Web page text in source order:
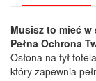
Musisz to mieć
Pełna Ochrona
Osłona na tył
który zapewnia